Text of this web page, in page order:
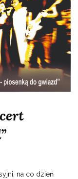
na co dzień